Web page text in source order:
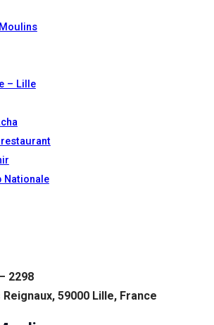
– Lille
restaurant
Nationale
2298
59000 Lille, France